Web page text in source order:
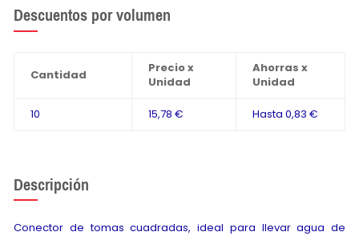
Descuentos por volumen
Cantidad
Precio x
Unidad
Ahorras x
Unidad
10 15,78 € Hasta 0,83 €
Descripción
Conector de tomas cuadradas, ideal para llevar agua de